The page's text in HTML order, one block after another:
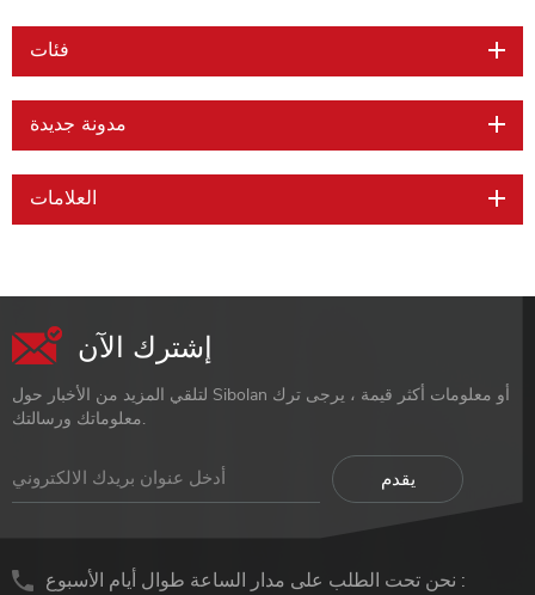
Technology ...
فئات
مدونة جديدة
العلامات
إشترك الآن
لتلقي المزيد من الأخبار حول Sibolan أو معلومات أكثر قيمة ، يرجى ترك
معلوماتك ورسالتك.
نحن تحت الطلب على مدار الساعة طوال أيام الأسبوع :